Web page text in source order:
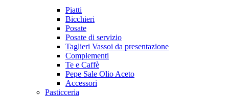
Piatti
Bicchieri
Posate
Posate di servizio
Taglieri Vassoi da presentazione
Complementi
Te e Caffè
Pepe Sale Olio Aceto
Accessori
Pasticceria